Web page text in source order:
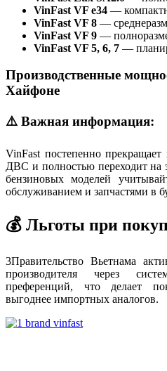
VinFast VF e34 —
VinFast VF 8 —
VinFast VF 9 —
VinFast VF 5, 6, 7 —
Производственные
Хайфоне
⚠️ Важная информация:
VinFast постепенно
ДВС и полностью переходит на
бензиновых моделей
обслуживанием и запчастями в
💰 Льготы при
3Правительство Вьетнама
производителя через
преференций, что делает
выгоднее импортных аналогов.